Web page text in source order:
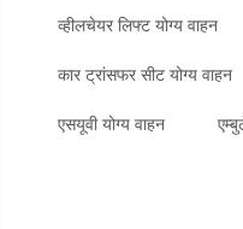
व्हीलचेयर लिफ्ट योग्य वाहन
कार ट्रांसफर सीट योग्य वाहन
एसयूवी योग्य वाहन